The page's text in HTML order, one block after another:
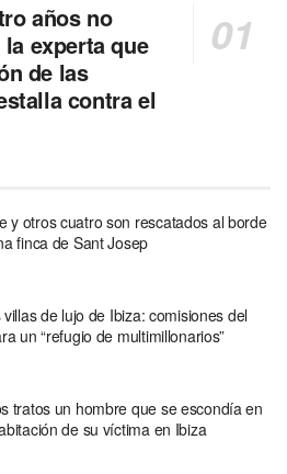
años no
experta que
de las
contra el
y otros cuatro son rescatados al borde
finca de Sant Josep
de lujo de Ibiza: comisiones del
un “refugio de multimillonarios”
tratos un hombre que se escondía en
de su víctima en Ibiza